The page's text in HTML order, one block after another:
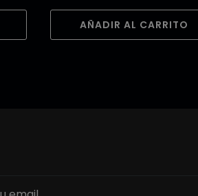
AÑADIR AL CARRITO